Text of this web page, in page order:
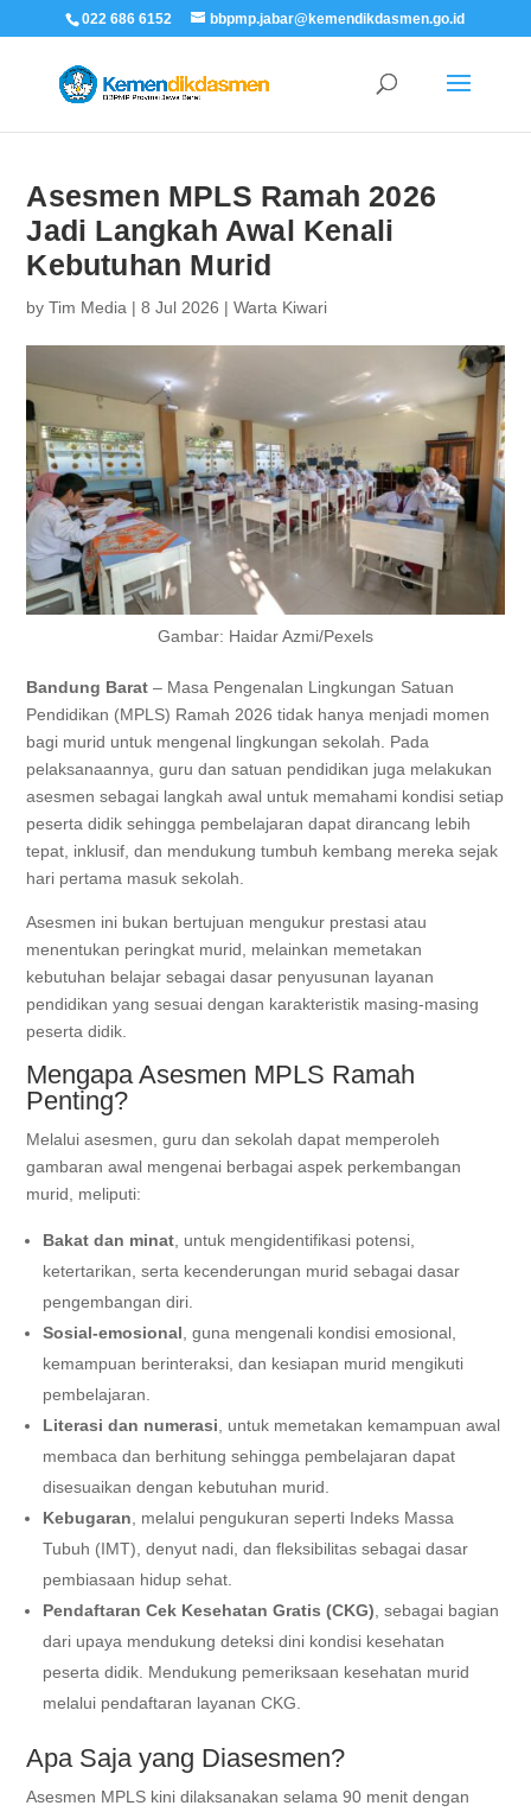
022 686 6152 bbpmp.jabar@kemendikdasmen.go.id
Asesmen MPLS Ramah 2026
Jadi Langkah Awal Kenali
Kebutuhan Murid
byTim Media |8 Jul 2026 |Warta Kiwari
Gambar: Haidar Azmi/Pexels
Bandung Barat – Masa Pengenalan Lingkungan Satuan
Pendidikan (MPLS) Ramah 2026 tidak hanya menjadi momen
bagi murid untuk mengenal lingkungan sekolah. Pada
pelaksanaannya, guru dan satuan pendidikan juga melakukan
asesmen sebagai langkah awal untuk memahami kondisi setiap
peserta didik sehingga pembelajaran dapat dirancang lebih
tepat, inklusif, dan mendukung tumbuh kembang mereka sejak
hari pertama masuk sekolah.
Asesmen ini bukan bertujuan mengukur prestasi atau
menentukan peringkat murid, melainkan memetakan
kebutuhan belajar sebagai dasar penyusunan layanan
pendidikan yang sesuai dengan karakteristik masing-masing
peserta didik.
Mengapa Asesmen MPLS Ramah
Penting?
Melalui asesmen, guru dan sekolah dapat memperoleh
gambaran awal mengenai berbagai aspek perkembangan
murid, meliputi:
Bakat dan minat , untuk mengidentifikasi potensi,
ketertarikan, serta kecenderungan murid sebagai dasar
pengembangan diri.
Sosial-emosional , guna mengenali kondisi emosional,
kemampuan berinteraksi, dan kesiapan murid mengikuti
pembelajaran.
Literasi dan numerasi , untuk memetakan kemampuan awal
membaca dan berhitung sehingga pembelajaran dapat
disesuaikan dengan kebutuhan murid.
Kebugaran , melalui pengukuran seperti Indeks Massa
Tubuh (IMT), denyut nadi, dan fleksibilitas sebagai dasar
pembiasaan hidup sehat.
Pendaftaran Cek Kesehatan Gratis (CKG) , sebagai bagian
dari upaya mendukung deteksi dini kondisi kesehatan
peserta didik. Mendukung pemeriksaan kesehatan murid
melalui pendaftaran layanan CKG.
Apa Saja yang Diasesmen?
Asesmen MPLS kini dilaksanakan selama 90 menit dengan